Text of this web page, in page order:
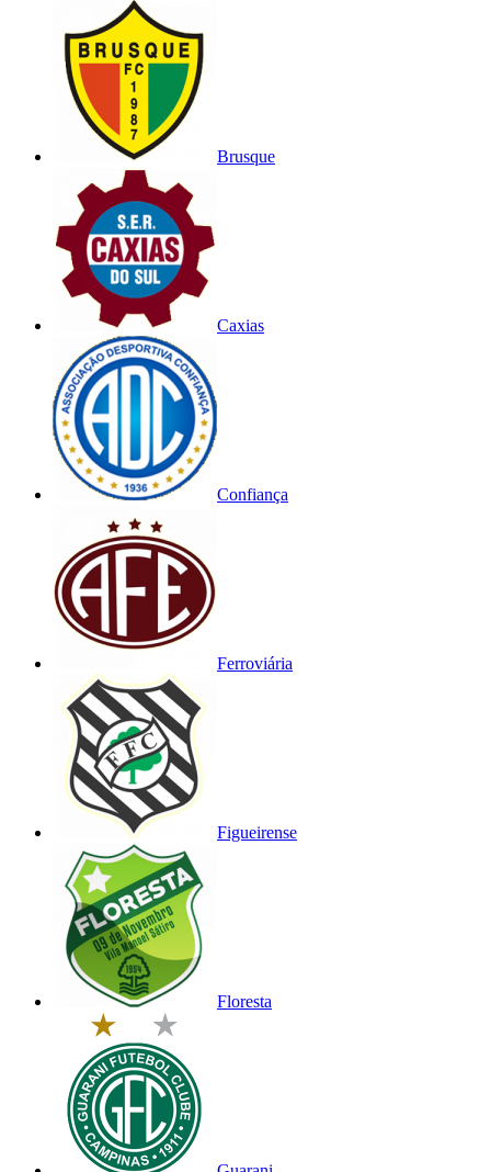
Brusque
Caxias
Confiança
Ferroviária
Figueirense
Floresta